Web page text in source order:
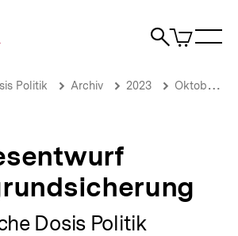
Suche
Artikel
im
Politik Archiv 2023 Oktober 2023
Dosis Politik